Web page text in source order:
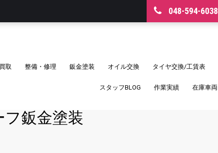
048-594-6038
取 整備・修理 鈑金塗装 オイル交換 タイヤ交換/工賃表
スタッフBLOG 作業実績 在庫車両
鈑金塗装